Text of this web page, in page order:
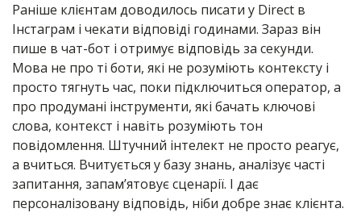
Раніше клієнтам доводилось писати у Direct в
Інстаграм і чекати відповіді годинами. Зараз він
пише в чат-бот і отримує відповідь за секунди.
Мова не про ті боти, які не розуміють контексту і
просто тягнуть час, поки підключиться оператор, а
про продумані інструменти, які бачать ключові
слова, контекст і навіть розуміють тон
повідомлення. Штучний інтелект не просто реагує,
а вчиться. Вчитується у базу знань, аналізує часті
запитання, запам’ятовує сценарії. І дає
персоналізовану відповідь, ніби добре знає клієнта.